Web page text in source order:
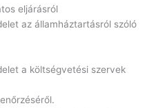
eljárásról
az államháztartásról szóló
a költségvetési szervek